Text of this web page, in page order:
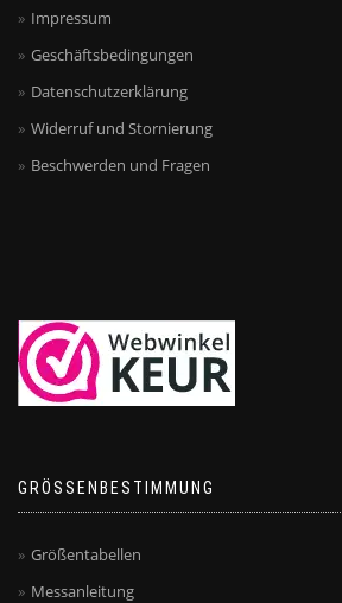
Impressum
Geschäftsbedingungen
Datenschutzerklärung
Widerruf und Stornierung
Beschwerden und Fragen
GRÖSSENBESTIMMUNG
Größentabellen
Messanleitung